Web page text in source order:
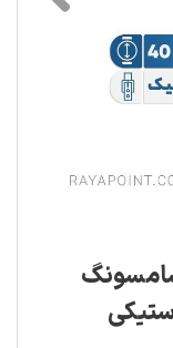
سامسونگ